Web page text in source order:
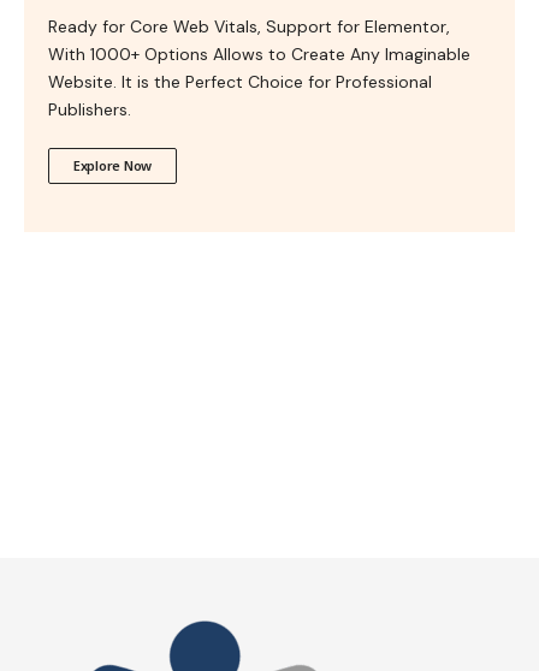
Ready for Core Web Vitals, Support for Elementor,
With 1000+ Options Allows to Create Any Imaginable
Website. It is the Perfect Choice for Professional
Publishers.
Explore Now